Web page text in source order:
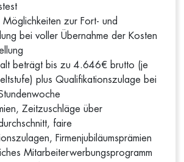
Möglichkeiten zur Fort- und
bei voller Übernahme der Kosten
beträgt bis zu 4.646€ brutto (je
plus Qualifikationszulage bei
Zeitzuschläge über
faire
Firmenjubiläumsprämien
Mitarbeiterwerbungsprogramm